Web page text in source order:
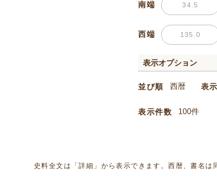
南端
西端
表示オプション
並び順 表
表示件数
史料全文は「詳細」から表示できます。西暦、書名